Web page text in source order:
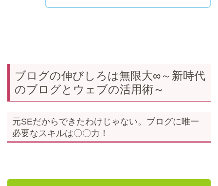
ブログの伸びしろは無限大∞～新時代
のブログとウェブの活用術～
元SEだからできたわけじゃない。ブログに唯一
必要なスキルは〇〇力！